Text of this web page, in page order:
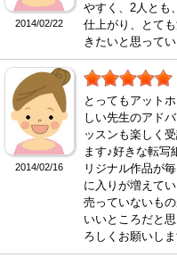
2014/02/22
やすく、2人とも
仕上がり、とて
きたいと思ってい
2014/02/16
とってもアット
しい先生のアド
ッスンも楽しく
ます♪好きな転写
リジナル作品が
に入りが増えて
売っていないも
いいところだと
ろしくお願いし